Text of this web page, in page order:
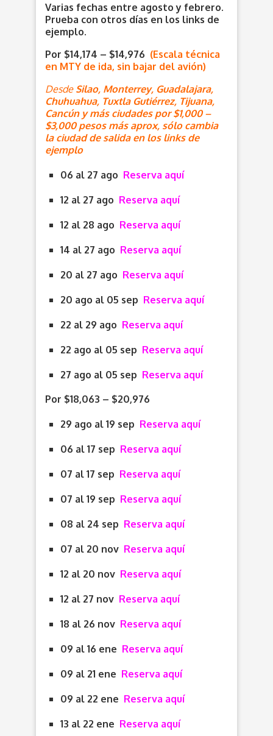
Varias fechas entre agosto y febrero.
Prueba con otros días en los links de
ejemplo.
Por $14,174 – $14,976 (Escala técnica
en MTY de ida, sin bajar del avión)
Desde Silao, Monterrey, Guadalajara,
Chuhuahua, Tuxtla Gutiérrez, Tijuana,
Cancún y más ciudades por $1,000 –
$3,000 pesos más aprox, sólo cambia
la ciudad de salida en los links de
ejemplo
06 al 27 ago Reserva aquí
12 al 27 ago Reserva aquí
12 al 28 ago Reserva aquí
14 al 27 ago Reserva aquí
20 al 27 ago Reserva aquí
20 ago al 05 sep Reserva aquí
22 al 29 ago Reserva aquí
22 ago al 05 sep Reserva aquí
27 ago al 05 sep Reserva aquí
Por $18,063 – $20,976
29 ago al 19 sep Reserva aquí
06 al 17 sep Reserva aquí
07 al 17 sep Reserva aquí
07 al 19 sep Reserva aquí
08 al 24 sep Reserva aquí
07 al 20 nov Reserva aquí
12 al 20 nov Reserva aquí
12 al 27 nov Reserva aquí
18 al 26 nov Reserva aquí
09 al 16 ene Reserva aquí
09 al 21 ene Reserva aquí
09 al 22 ene Reserva aquí
13 al 22 ene Reserva aquí